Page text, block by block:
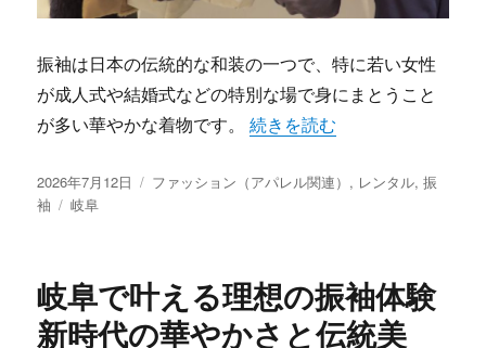
振袖は日本の伝統的な和装の一つで、特に若い女性
が成人式や結婚式などの特別な場で身にまとうこと
が多い華やかな着物です。“岐阜発振袖の秘密伝統と最
続きを読む
投
稿
2026年7月12日
カ
ファッション（アパレル関連） , レンタル,振
袖
タ
岐阜
岐阜で叶える理想の振袖体験
新時代の華やかさと伝統美